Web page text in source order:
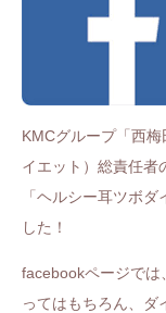
KMCグループ「西
イエット）総責任者
「ヘルシー耳ツボ
した！
facebookページでは
ってはもちろん、ダ